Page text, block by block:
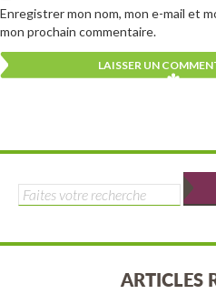
Enregistrer mon nom, mon e-mail et
mon prochain commentaire.
Rechercher :
ARTICLES